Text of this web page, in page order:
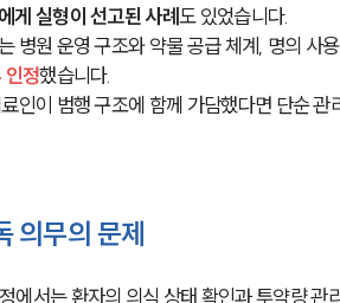
게 실형이 선고된 사례도 있었습니다.
병원 운영 구조와 약물 공급 체계, 명의 사
인정했습니다.
인이 범행 구조에 함께 가담했다면 단순
의무의 문제
에서는 환자의 의식 상태 확인과 투약량 관